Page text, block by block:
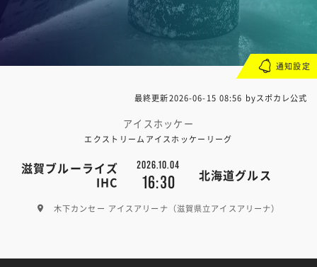
最終更新2026-06-15 08:56 byスポカレ公式
アイスホッケー
エクストリームアイスホッケーリーグ
滋賀ブルーライズ
IHC
2026.10.04
16:30 北海道グルス
木下カンセー アイスアリーナ（滋賀県立アイスアリーナ）
通知設定